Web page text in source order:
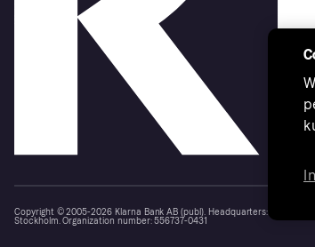
Copyright © 2005-2026 Klarna Bank AB (publ). Headquarters:
Stockholm. Organization number: 556737-0431